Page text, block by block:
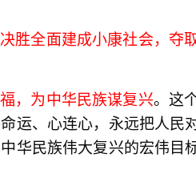
胜全面建成小康社会，夺
，为中华民族谋复兴。这
运、心连心，永远把人民
华民族伟大复兴的宏伟目